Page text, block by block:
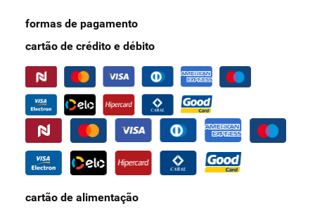
formas de pagamento
cartão de crédito e débito
cartão de alimentação